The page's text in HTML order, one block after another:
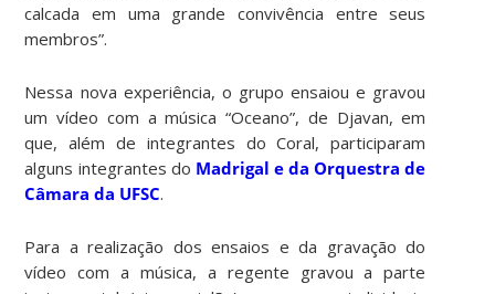
calcada em uma grande convivência entre seus
membros”.
Nessa nova experiência, o grupo ensaiou e gravou
um vídeo com a música “Oceano”, de Djavan, em
que, além de integrantes do Coral, participaram
alguns integrantes do Madrigal e da Orquestra de
Câmara da UFSC.
Para a realização dos ensaios e da gravação do
vídeo com a música, a regente gravou a parte